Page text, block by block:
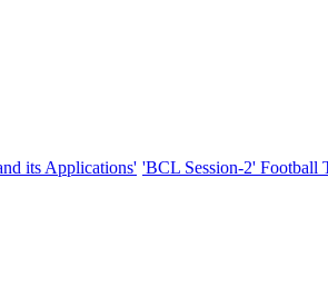
its Applications' 'BCL Session-2' Football